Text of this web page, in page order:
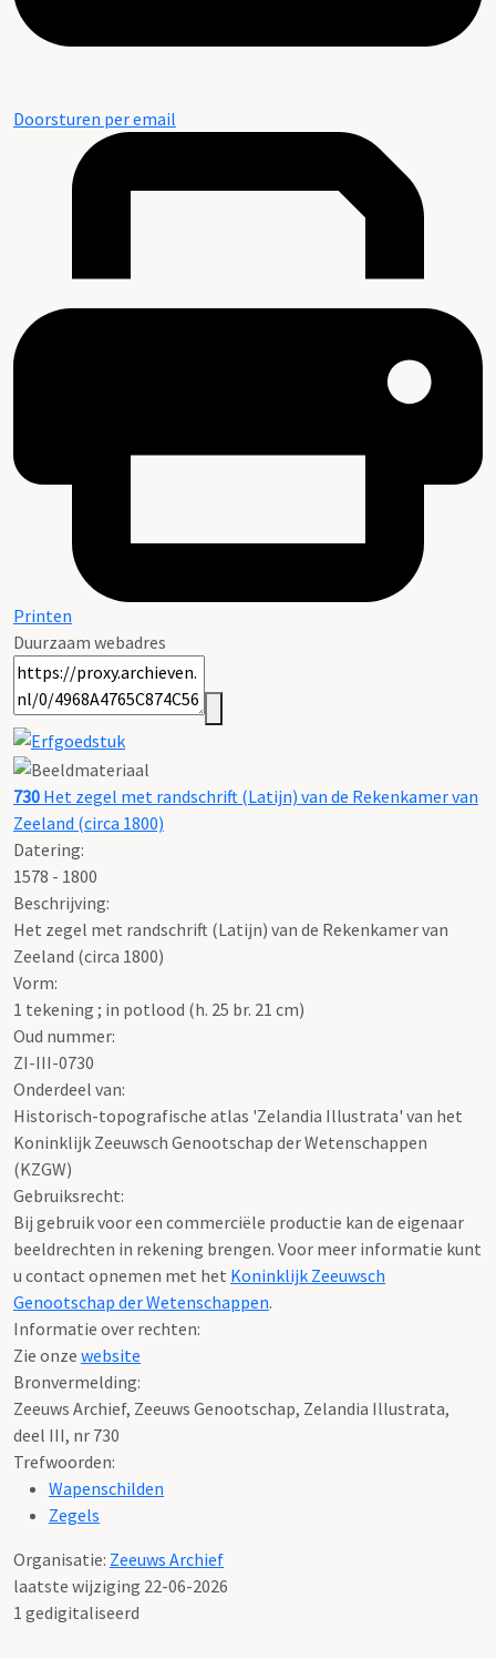
Doorsturen per email
Printen
Duurzaam webadres
730 Het zegel met randschrift (Latijn) van de Rekenkamer van
Zeeland (circa 1800)
Datering:
1578 - 1800
Beschrijving:
Het zegel met randschrift (Latijn) van de Rekenkamer van
Zeeland (circa 1800)
Vorm:
1 tekening ; in potlood (h. 25 br. 21 cm)
Oud nummer:
ZI-III-0730
Onderdeel van:
Historisch-topografische atlas 'Zelandia Illustrata' van het
Koninklijk Zeeuwsch Genootschap der Wetenschappen
(KZGW)
Gebruiksrecht:
Bij gebruik voor een commerciële productie kan de eigenaar
beeldrechten in rekening brengen. Voor meer informatie kunt
u contact opnemen met het Koninklijk Zeeuwsch
Genootschap der Wetenschappen.
Informatie over rechten:
Zie onze website
Bronvermelding:
Zeeuws Archief, Zeeuws Genootschap, Zelandia Illustrata,
deel III, nr 730
Trefwoorden:
Wapenschilden
Zegels
Organisatie: Zeeuws Archief
laatste wijziging 22-06-2026
1 gedigitaliseerd